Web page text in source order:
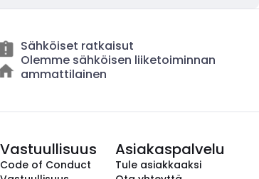
Sähköiset ratkaisut
Olemme sähköisen liiketoiminnan
ammattilainen
Vastuullisuus
Code of Conduct
Asiakaspalvelu
Tule asiakkaaksi